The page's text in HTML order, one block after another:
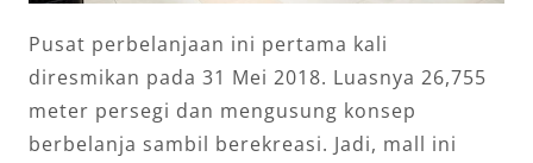
Pusat perbelanjaan ini pertama kali
diresmikan pada 31 Mei 2018. Luasnya 26,755
meter persegi dan mengusung konsep
berbelanja sambil berekreasi. Jadi, mall ini